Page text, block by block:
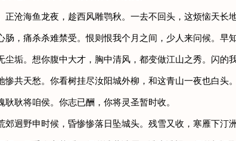
沧海鱼龙夜，趁西风雕鹗秋。一去不回头，这烦恼天长地
，痛杀杀难禁受。恨则恨我个月之间，少人来问候。早
垢。想你腹中大才，胸中清风，都变做江山之秀。闪的
共天愁。你看树挂尽汝阳城外柳，和这青山一夜也白头。
耿将咱侯。你志已酬，你将灵圣暂时收。
迥野申时候，昏惨惨落日坠城头。残雪又收，寒雁下汀